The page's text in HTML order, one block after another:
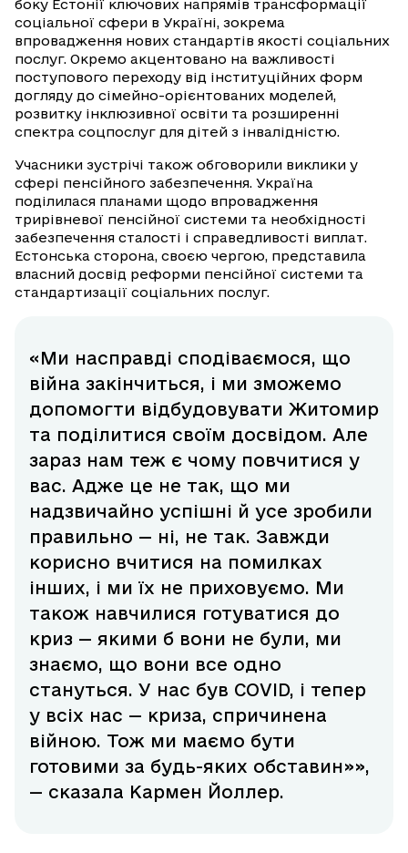
боку Естонії ключових напрямів трансформації
соціальної сфери в Україні, зокрема
впровадження нових стандартів якості соціальних
послуг. Окремо акцентовано на важливості
поступового переходу від інституційних форм
догляду до сімейно-орієнтованих моделей,
розвитку інклюзивної освіти та розширенні
спектра соцпослуг для дітей з інвалідністю.
Учасники зустрічі також обговорили виклики у
сфері пенсійного забезпечення. Україна
поділилася планами щодо впровадження
трирівневої пенсійної системи та необхідності
забезпечення сталості і справедливості виплат.
Естонська сторона, своєю чергою, представила
власний досвід реформи пенсійної системи та
стандартизації соціальних послуг.
«Ми насправді сподіваємося, що
війна закінчиться, і ми зможемо
допомогти відбудовувати Житомир
та поділитися своїм досвідом. Але
зараз нам теж є чому повчитися у
вас. Адже це не так, що ми
надзвичайно успішні й усе зробили
правильно — ні, не так. Завжди
корисно вчитися на помилках
інших, і ми їх не приховуємо. Ми
також навчилися готуватися до
криз — якими б вони не були, ми
знаємо, що вони все одно
стануться. У нас був COVID, і тепер
у всіх нас — криза, спричинена
війною. Тож ми маємо бути
готовими за будь-яких обставин»»,
— сказала Кармен Йоллер.